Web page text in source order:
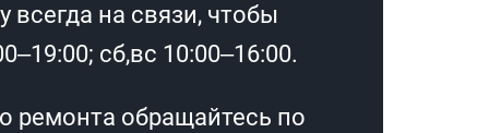
на связи, чтобы
сб,вс 10:00–16:00.
ремонта обращайтесь по